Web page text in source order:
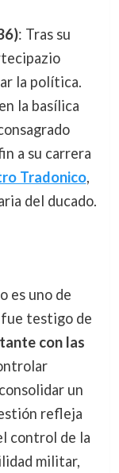
: Tras su
la política.
la basílica
a su carrera
Tradonico,
del ducado.
es uno de
fue testigo de
con las
un
refleja
control de la
militar,